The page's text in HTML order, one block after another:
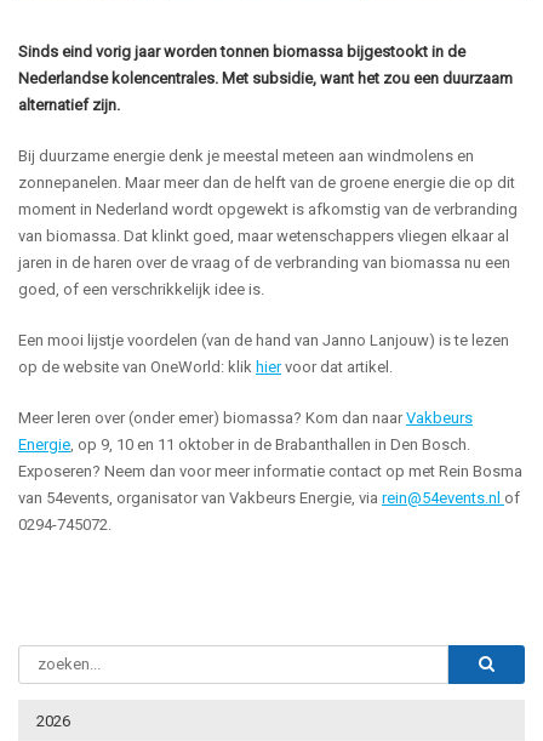
2026
Sinds eind vorig jaar worden tonnen biomassa bijgestookt in de
Nederlandse kolencentrales. Met subsidie, want het zou een duurzaam
alternatief zijn.
Bij duurzame energie denk je meestal meteen aan windmolens en
zonnepanelen. Maar meer dan de helft van de groene energie die op dit
moment in Nederland wordt opgewekt is afkomstig van de verbranding
van biomassa. Dat klinkt goed, maar wetenschappers vliegen elkaar al
jaren in de haren over de vraag of de verbranding van biomassa nu een
goed, of een verschrikkelijk idee is.
Een mooi lijstje voordelen (van de hand van Janno Lanjouw) is te lezen
op de website van OneWorld: klik hiervoor dat artikel.
Meer leren over (onder emer) biomassa? Kom dan naarVakbeurs
Energie , op 9, 10 en 11 oktober in de Brabanthallen in Den Bosch.
Exposeren? Neem dan voor meer informatie contact op met Rein Bosma
van 54events, organisator van Vakbeurs Energie, via rein@54events.nl of
0294-745072.